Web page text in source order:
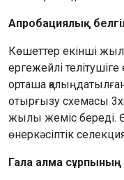
Апробациялық
Көшеттер екінші
ергежейлі
орташа
отырғызу схемасы
жылы жеміс береді.
өнеркәсіптік
Гала алма сұрпының